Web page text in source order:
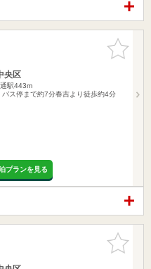
お気に入
りに追加
央区
駅443m
ス停まで約7分春吉より徒歩約4分
プランを見る
お気に入
りに追加